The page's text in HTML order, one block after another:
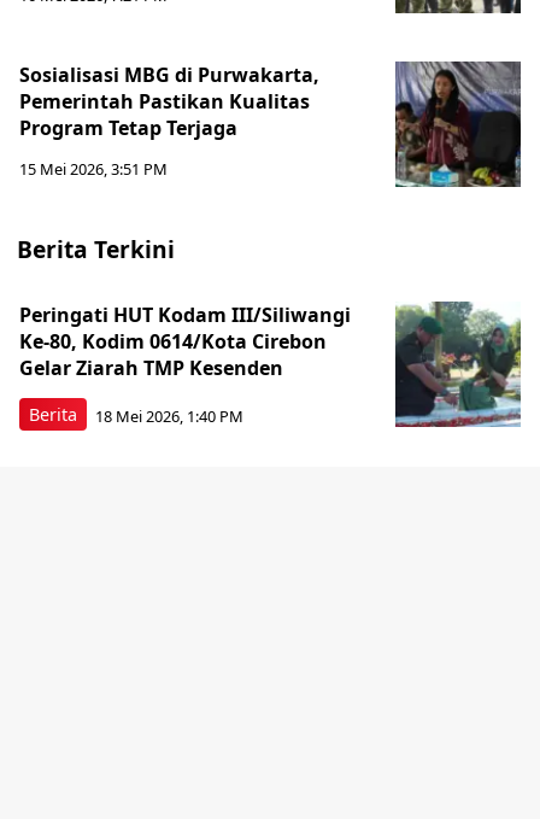
Sosialisasi MBG di Purwakarta,
Pemerintah Pastikan Kualitas
Program Tetap Terjaga
15 Mei 2026, 3:51 PM
Berita Terkini
Berita
Peringati HUT Kodam III/Siliwangi
Ke-80, Kodim 0614/Kota Cirebon
Gelar Ziarah TMP Kesenden
18 Mei 2026, 1:40 PM